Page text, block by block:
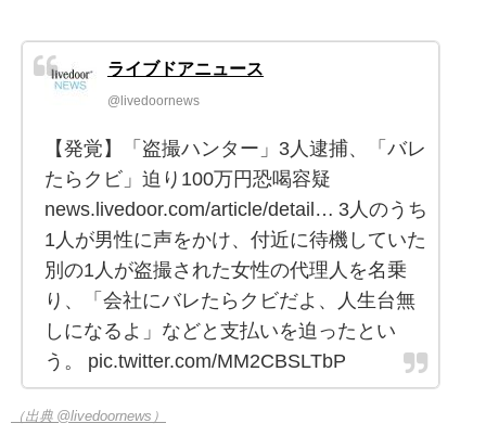
ライブドアニュース
@livedoornews
【発覚】「盗撮ハンター」3人逮捕、「バレ
たらクビ」迫り100万円恐喝容疑
news.livedoor.com/article/detail… 3人のうち
1人が男性に声をかけ、付近に待機していた
別の1人が盗撮された女性の代理人を名乗
り、「会社にバレたらクビだよ、人生台無
しになるよ」などと支払いを迫ったとい
う。 pic.twitter.com/MM2CBSLTbP
（出典 @livedoornews）